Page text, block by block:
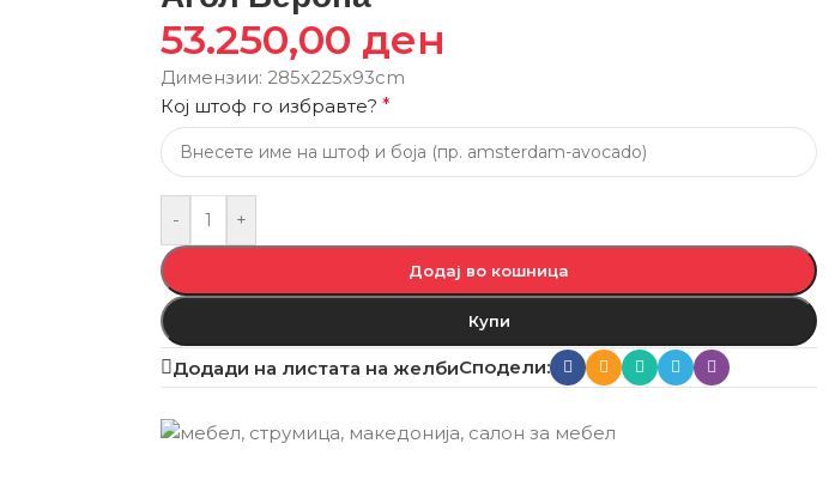
53.250,00 ден
Димензии: 285х225x93cm
Кој штоф го избравте? *
- +
Додај во кошница
Купи
Додади на листата на желбиСподели: